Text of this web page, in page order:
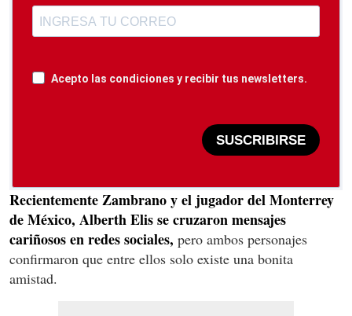
Acepto las condiciones y recibir tus newsletters.
SUSCRIBIRSE
Recientemente Zambrano y el jugador del Monterrey
de México, Alberth Elis se cruzaron mensajes
cariñosos en redes sociales, pero ambos personajes
confirmaron que entre ellos solo existe una bonita
amistad.